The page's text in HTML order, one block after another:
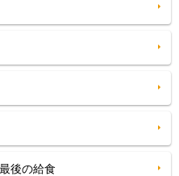
後の給食